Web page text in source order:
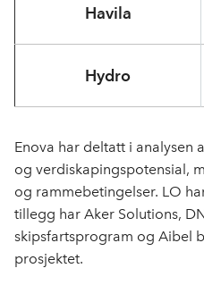
Havila
Hydro
Enova har deltatt i analysen
og verdiskapingspotensial,
og rammebetingelser. LO
tillegg har Aker Solutions,
skipsfartsprogram og Aibel
prosjektet.